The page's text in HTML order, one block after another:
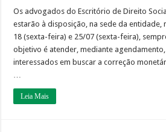
Astec
Os advogados do Escritório de Direito
estarão à disposição, na sede da entidade,
18 (sexta-feira) e 25/07 (sexta-feira),
objetivo é atender, mediante
interessados em buscar a correção
…
Leia Mais